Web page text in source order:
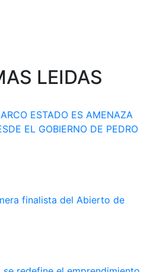
LEIDAS
ESTADO ES AMENAZA
EL GOBIERNO DE PEDRO
finalista del Abierto de